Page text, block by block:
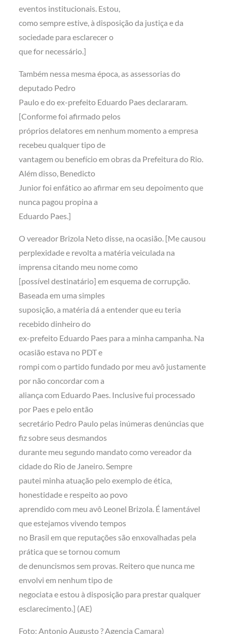
eventos institucionais. Estou,
como sempre estive, à disposição da justiça e da
sociedade para esclarecer o
que for necessário.]
Também nessa mesma época, as assessorias do
deputado Pedro
Paulo e do ex-prefeito Eduardo Paes declararam.
[Conforme foi afirmado pelos
próprios delatores em nenhum momento a empresa
recebeu qualquer tipo de
vantagem ou benefício em obras da Prefeitura do Rio.
Além disso, Benedicto
Junior foi enfático ao afirmar em seu depoimento que
nunca pagou propina a
Eduardo Paes.]
O vereador Brizola Neto disse, na ocasião. [Me causou
perplexidade e revolta a matéria veiculada na
imprensa citando meu nome como
[possível destinatário] em esquema de corrupção.
Baseada em uma simples
suposição, a matéria dá a entender que eu teria
recebido dinheiro do
ex-prefeito Eduardo Paes para a minha campanha. Na
ocasião estava no PDT e
rompi com o partido fundado por meu avô justamente
por não concordar com a
aliança com Eduardo Paes. Inclusive fui processado
por Paes e pelo então
secretário Pedro Paulo pelas inúmeras denúncias que
fiz sobre seus desmandos
durante meu segundo mandato como vereador da
cidade do Rio de Janeiro. Sempre
pautei minha atuação pelo exemplo de ética,
honestidade e respeito ao povo
aprendido com meu avô Leonel Brizola. É lamentável
que estejamos vivendo tempos
no Brasil em que reputações são enxovalhadas pela
prática que se tornou comum
de denuncismos sem provas. Reitero que nunca me
envolvi em nenhum tipo de
negociata e estou à disposição para prestar qualquer
esclarecimento.] (AE)
Foto: Antonio Augusto ? Agencia Camara)